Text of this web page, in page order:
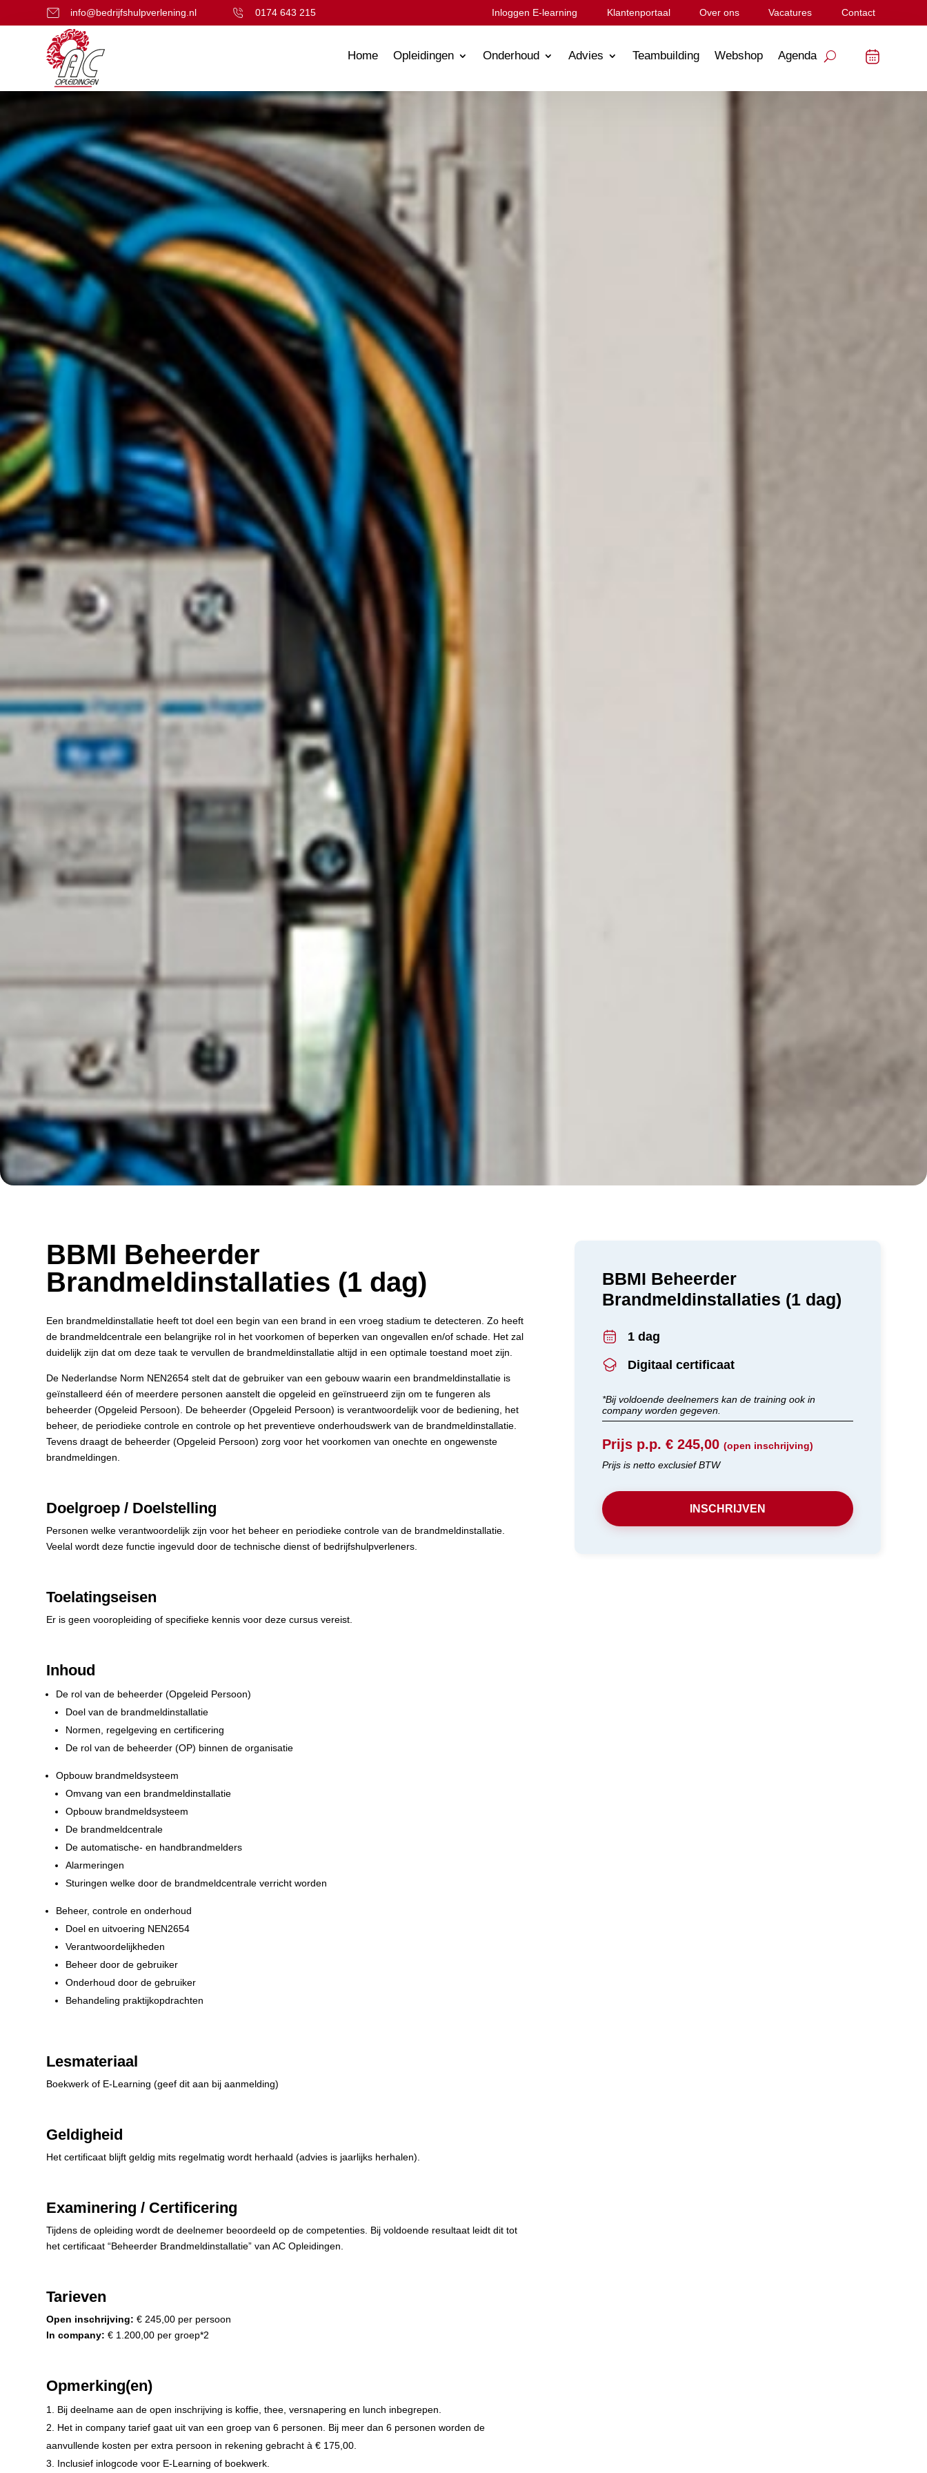
info@bedrijfshulpverlening.nl 0174 643 215 Contact
Vacatures
Over ons
Klantenportaal
Inloggen E-learning
Home Opleidingen Onderhoud Advies Teambuilding Webshop Agenda
BBMI Beheerder
Brandmeldinstallaties (1 dag)
Een brandmeldinstallatie heeft tot doel een begin van een brand in een vroeg stadium te detecteren. Zo heeft
de brandmeldcentrale een belangrijke rol in het voorkomen of beperken van ongevallen en/of schade. Het zal
duidelijk zijn dat om deze taak te vervullen de brandmeldinstallatie altijd in een optimale toestand moet zijn.
De Nederlandse Norm NEN2654 stelt dat de gebruiker van een gebouw waarin een brandmeldinstallatie is
geïnstalleerd één of meerdere personen aanstelt die opgeleid en geïnstrueerd zijn om te fungeren als
beheerder (Opgeleid Persoon). De beheerder (Opgeleid Persoon) is verantwoordelijk voor de bediening, het
beheer, de periodieke controle en controle op het preventieve onderhoudswerk van de brandmeldinstallatie.
Tevens draagt de beheerder (Opgeleid Persoon) zorg voor het voorkomen van onechte en ongewenste
brandmeldingen.
Doelgroep / Doelstelling
Personen welke verantwoordelijk zijn voor het beheer en periodieke controle van de brandmeldinstallatie.
Veelal wordt deze functie ingevuld door de technische dienst of bedrijfshulpverleners.
Toelatingseisen
Er is geen vooropleiding of specifieke kennis voor deze cursus vereist.
Inhoud
De rol van de beheerder (Opgeleid Persoon)
Doel van de brandmeldinstallatie
Normen, regelgeving en certificering
De rol van de beheerder (OP) binnen de organisatie
Opbouw brandmeldsysteem
Omvang van een brandmeldinstallatie
Opbouw brandmeldsysteem
De brandmeldcentrale
De automatische- en handbrandmelders
Alarmeringen
Sturingen welke door de brandmeldcentrale verricht worden
Beheer, controle en onderhoud
Doel en uitvoering NEN2654
Verantwoordelijkheden
Beheer door de gebruiker
Onderhoud door de gebruiker
Behandeling praktijkopdrachten
Lesmateriaal
Boekwerk of E-Learning (geef dit aan bij aanmelding)
Geldigheid
Het certificaat blijft geldig mits regelmatig wordt herhaald (advies is jaarlijks herhalen).
Examinering / Certificering
Tijdens de opleiding wordt de deelnemer beoordeeld op de competenties. Bij voldoende resultaat leidt dit tot
het certificaat “Beheerder Brandmeldinstallatie” van AC Opleidingen.
Tarieven
Open inschrijving: € 245,00 per persoon
In company: € 1.200,00 per groep*2
Opmerking(en)
Bij deelname aan de open inschrijving is koffie, thee, versnapering en lunch inbegrepen.
Het in company tarief gaat uit van een groep van 6 personen. Bij meer dan 6 personen worden de
aanvullende kosten per extra persoon in rekening gebracht à € 175,00.
Inclusief inlogcode voor E-Learning of boekwerk.
BBMI Beheerder
Brandmeldinstallaties (1 dag)
1 dag
Digitaal certificaat
*Bij voldoende deelnemers kan de training ook in
company worden gegeven.
Prijs p.p. € 245,00 (open inschrijving)
Prijs is netto exclusief BTW
INSCHRIJVEN